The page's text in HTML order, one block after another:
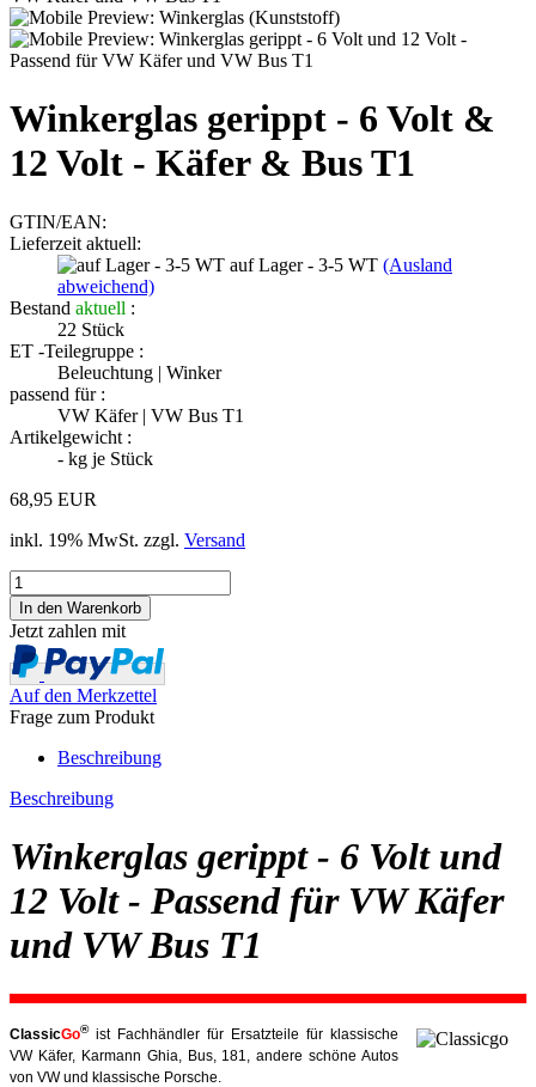
Winkerglas gerippt - 6 Volt &
12 Volt - Käfer & Bus T1
GTIN/EAN:
Lieferzeit aktuell:
auf Lager - 3-5 WT (Ausland
abweichend)
Bestand aktuell :
22 Stück
ET -Teilegruppe :
Beleuchtung | Winker
passend für :
VW Käfer | VW Bus T1
Artikelgewicht :
- kg je Stück
68,95 EUR
inkl. 19% MwSt. zzgl. Versand
Jetzt zahlen mit
Auf den Merkzettel
Frage zum Produkt
Beschreibung
Beschreibung
Winkerglas gerippt - 6 Volt und
12 Volt - Passend für VW Käfer
und VW Bus T1
ClassicGo®ist Fachhändler für Ersatzteile für klassische
VW Käfer, Karmann Ghia, Bus, 181, andere schöne Autos
von VW und klassische Porsche.